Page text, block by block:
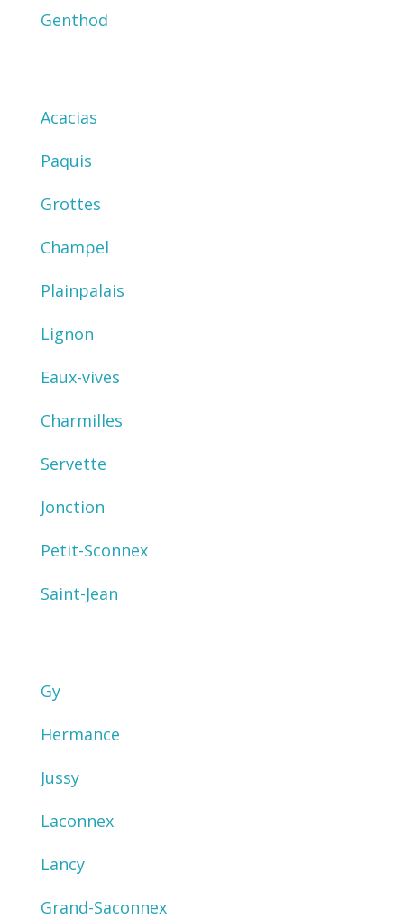
Genthod
Acacias
Paquis
Grottes
Champel
Plainpalais
Lignon
Eaux-vives
Charmilles
Servette
Jonction
Petit-Sconnex
Saint-Jean
Gy
Hermance
Jussy
Laconnex
Lancy
Grand-Saconnex